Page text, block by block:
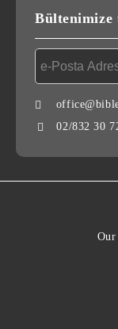
Bültenimize
02/832 30
Our